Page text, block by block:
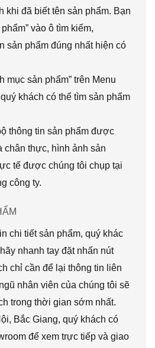
khi đã biết tên sản phẩm. Bạn
vào ô tìm kiếm,
sản phẩm đúng nhất hiện có
mục sản phẩm” trên Menu
khách có thể tìm sản phẩm
thông tin sản phẩm được
chân thực, hình ảnh sản
tế được chúng tôi chụp tại
công ty.
chi tiết sản phẩm, quý khác
nhanh tay đặt nhấn nút
chỉ cần để lại thông tin liên
nhân viên của chúng tôi sẽ
trong thời gian sớm nhất.
Bắc Giang, quý khách có
để xem trực tiếp và giao